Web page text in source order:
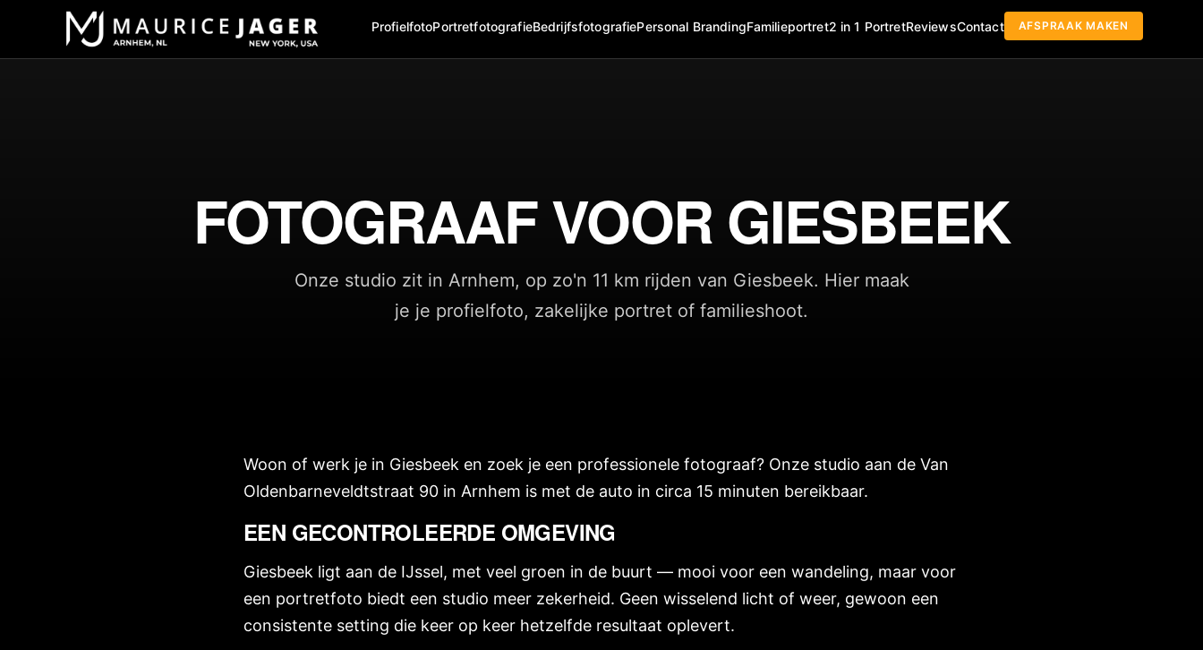
ProfielfotoPortretfotografieBedrijfsfotografiePersonal BrandingFamilieportret2 in 1 PortretReviewsContact AFSPRAAK MAKEN
FOTOGRAAF VOOR GIESBEEK
Onze studio zit in Arnhem, op zo'n 11 km rijden van Giesbeek. Hier maak
je je profielfoto, zakelijke portret of familieshoot.
Woon of werk je in Giesbeek en zoek je een professionele fotograaf? Onze studio aan de Van
Oldenbarneveldtstraat 90 in Arnhem is met de auto in circa 15 minuten bereikbaar.
EEN GECONTROLEERDE OMGEVING
Giesbeek ligt aan de IJssel, met veel groen in de buurt — mooi voor een wandeling, maar voor
een portretfoto biedt een studio meer zekerheid. Geen wisselend licht of weer, gewoon een
consistente setting die keer op keer hetzelfde resultaat oplevert.